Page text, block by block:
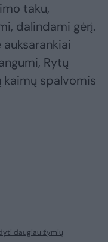
taku,
dalindami gėrį.
Rytų
kaimų spalvomis
daugiau žymių